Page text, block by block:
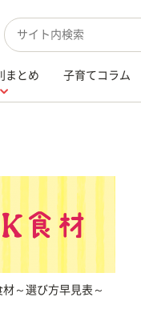
検索キーワード入力
まとめ 子育てコラム
材～選び方早見表～